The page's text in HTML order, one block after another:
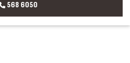
568 6050